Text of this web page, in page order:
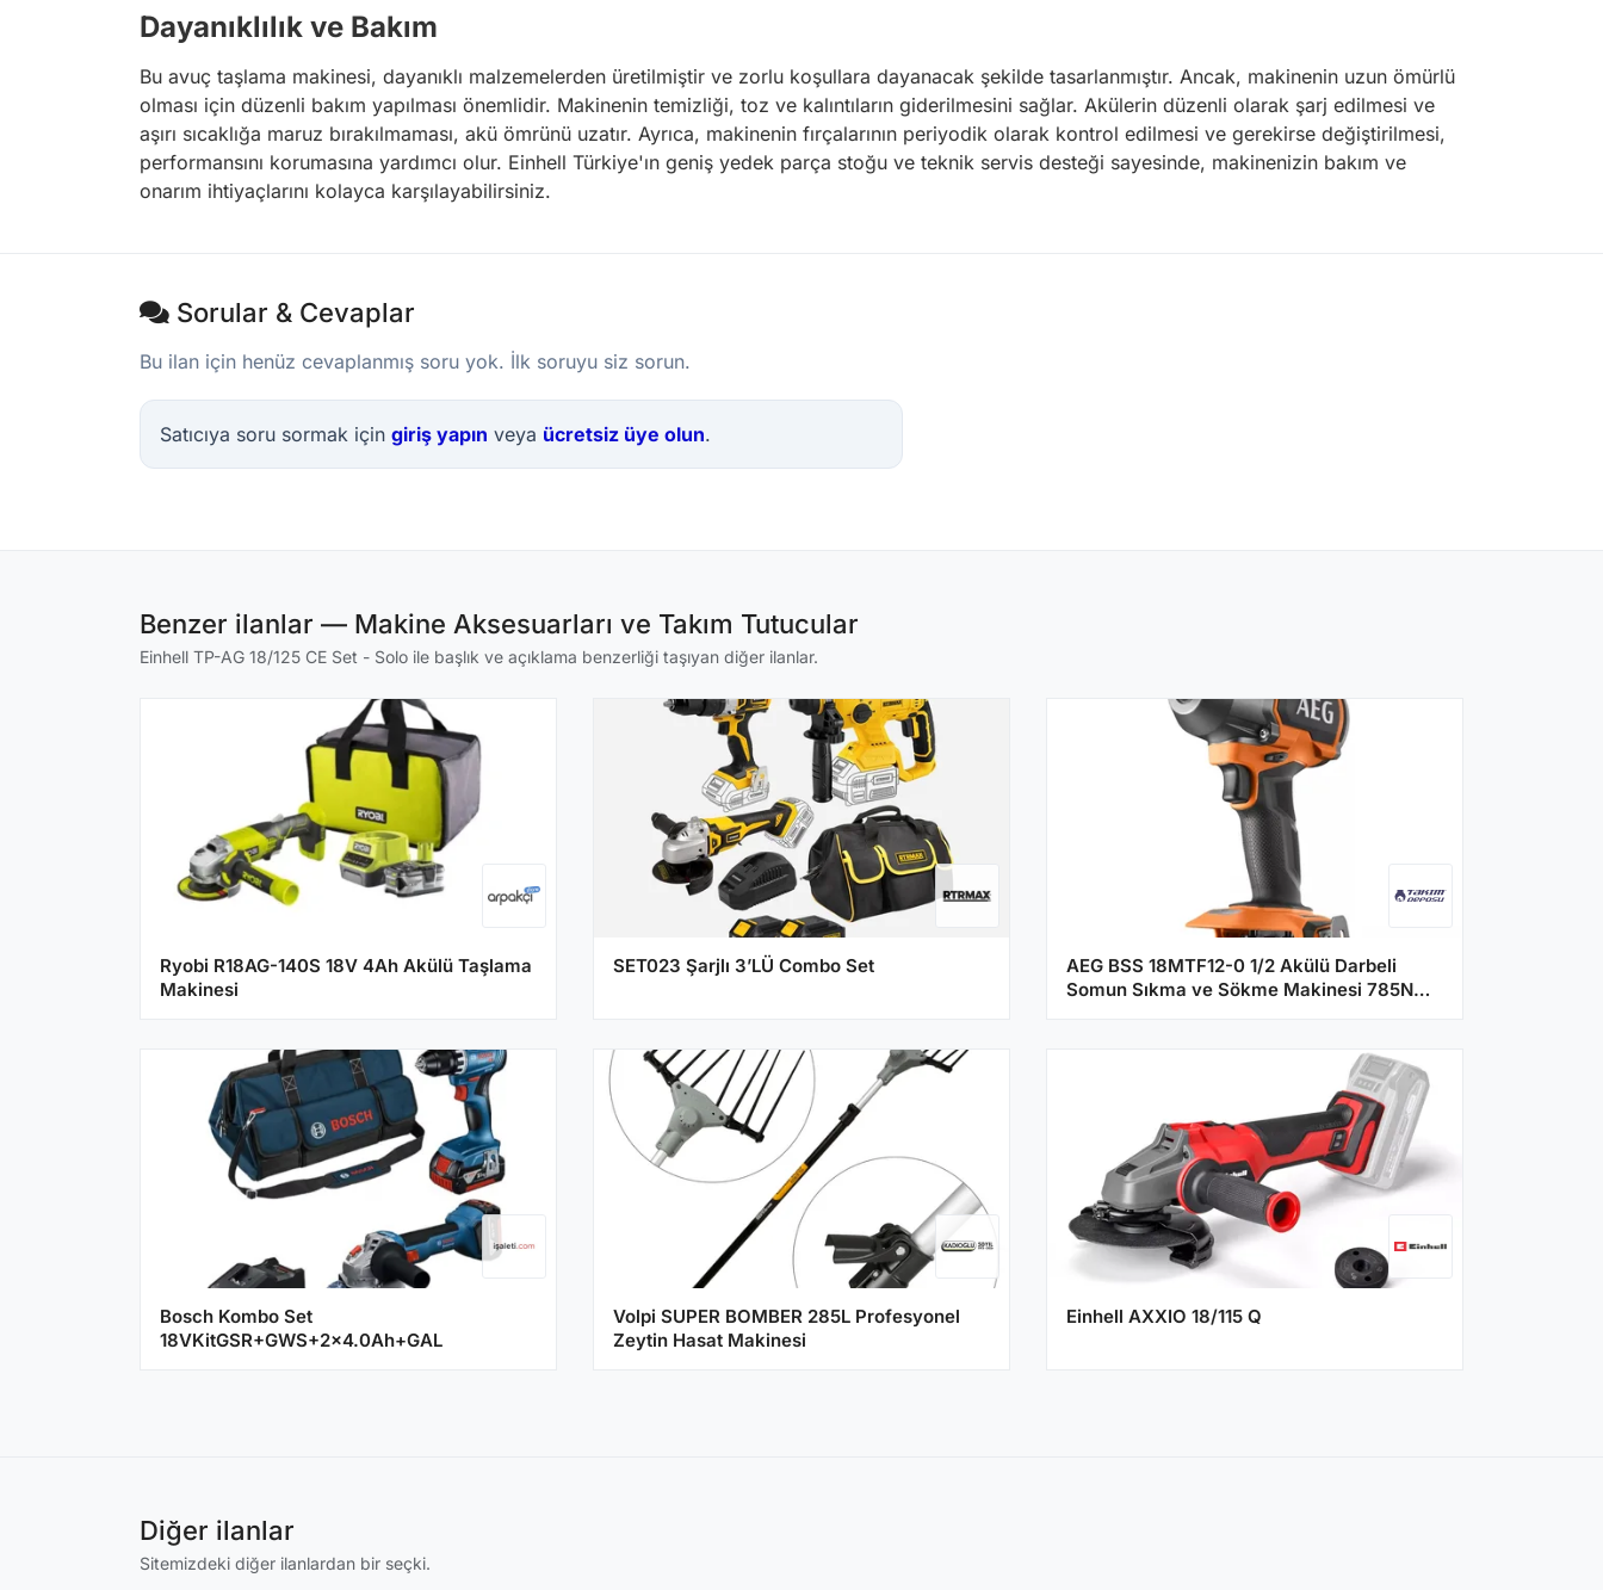
Dayanıklılık ve Bakım
Bu avuç taşlama makinesi, dayanıklı malzemelerden üretilmiştir ve zorlu koşullara dayanacak şekilde tasarlanmıştır. Ancak, makinenin uzun ömürlü
olması için düzenli bakım yapılması önemlidir. Makinenin temizliği, toz ve kalıntıların giderilmesini sağlar. Akülerin düzenli olarak şarj edilmesi ve
aşırı sıcaklığa maruz bırakılmaması, akü ömrünü uzatır. Ayrıca, makinenin fırçalarının periyodik olarak kontrol edilmesi ve gerekirse değiştirilmesi,
performansını korumasına yardımcı olur. Einhell Türkiye'ın geniş yedek parça stoğu ve teknik servis desteği sayesinde, makinenizin bakım ve
onarım ihtiyaçlarını kolayca karşılayabilirsiniz.
Sorular & Cevaplar
Bu ilan için henüz cevaplanmış soru yok. İlk soruyu siz sorun.
Satıcıya soru sormak için giriş yapın veya ücretsiz üye olun.
Benzer ilanlar — Makine Aksesuarları ve Takım Tutucular
Einhell TP-AG 18/125 CE Set - Solo ile başlık ve açıklama benzerliği taşıyan diğer ilanlar.
Ryobi R18AG-140S 18V 4Ah Akülü Taşlama
Makinesi
SET023 Şarjlı 3’LÜ Combo Set
AEG BSS 18MTF12-0 1/2 Akülü Darbeli
Somun Sıkma ve Sökme Makinesi 785Nm
Bosch Kombo Set
18VKitGSR+GWS+2x4.0Ah+GAL
Volpi SUPER BOMBER 285L Profesyonel
Zeytin Hasat Makinesi
Einhell AXXIO 18/115 Q
Diğer ilanlar
Sitemizdeki diğer ilanlardan bir seçki.